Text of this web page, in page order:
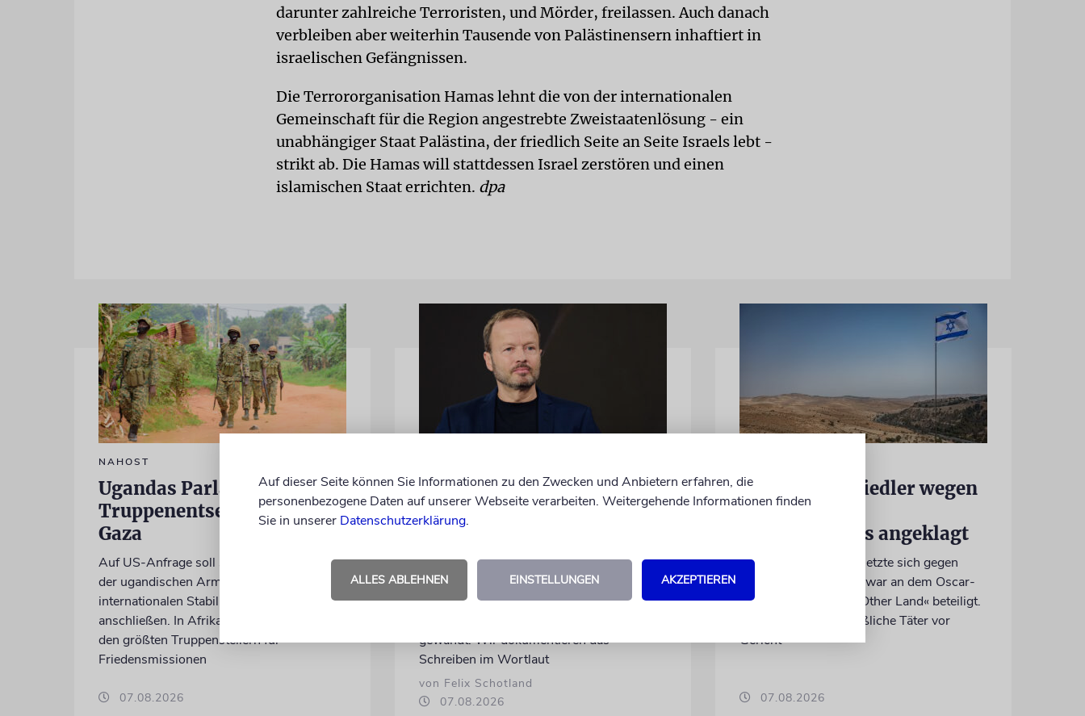
darunter zahlreiche Terroristen, und Mörder, freilassen. Auch danach
verbleiben aber weiterhin Tausende von Palästinensern inhaftiert in
israelischen Gefängnissen.
Die Terrororganisation Hamas lehnt die von der internationalen
Gemeinschaft für die Region angestrebte Zweistaatenlösung - ein
unabhängiger Staat Palästina, der friedlich Seite an Seite Israels lebt -
strikt ab. Die Hamas will stattdessen Israel zerstören und einen
islamischen Staat errichten. dpa
NAHOST
Ugandas Parlament billigt
Truppenentsendung nach
Gaza
Auf US-Anfrage soll sich ein Kontingent
der ugandischen Armee der geplanten
internationalen Stabilisierungstruppe
anschließen. In Afrika zählt das Land zu
den größten Truppenstellern für
Friedensmissionen
07.08.2026
Wie Georg Restle die
Glaubwürdigkeit des ÖRR
untergräbt
Nach dem X-Post des Journalisten hat sich
Felix Schotland, Vorstand der Synagogen-
Gemeinde Köln, an WDR-
gewandt. Wir dokumentieren das
Schreiben im Wortlaut
von Felix Schotland
07.08.2026
Israelischer Siedler wegen
Tötung eines
Palästinensers angeklagt
Der getötete Aktivist setzte sich gegen
Siedlergewalt ein und war an dem Oscar-
prämierten Film »No Other Land« beteiligt.
Jetzt steht der mutmaßliche Täter vor
Gericht
07.08.2026
Auf dieser Seite können Sie Informationen zu den Zwecken und Anbietern erfahren, die
personenbezogene Daten auf unserer Webseite verarbeiten. Weitergehende Informationen finden
Sie in unserer Datenschutzerklärung.
ALLES ABLEHNEN EINSTELLUNGEN AKZEPTIEREN